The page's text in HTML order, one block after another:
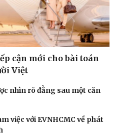
cận mới cho bài toán
Việt
nhìn rõ đằng sau một căn
việc với EVNHCMC về phát